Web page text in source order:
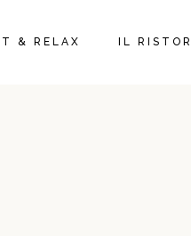
& RELAX IL